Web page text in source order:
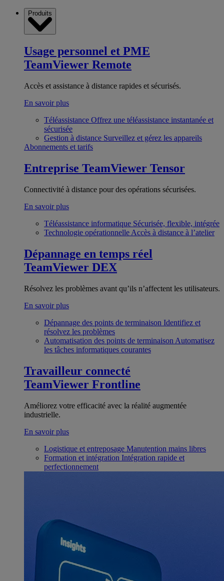
Produits
Usage personnel et PME
TeamViewer Remote
Accès et assistance à distance rapides et sécurisés.
En savoir plus
Téléassistance Offrez une téléassistance instantanée et
sécurisée
Gestion à distance Surveillez et gérez les appareils
Abonnements et tarifs
Entreprise TeamViewer Tensor
Connectivité à distance pour des opérations sécurisées.
En savoir plus
Téléassistance informatique Sécurisée, flexible, intégrée
Technologie opérationnelle Accès à distance à l’atelier
Dépannage en temps réel
TeamViewer DEX
Résolvez les problèmes avant qu’ils n’affectent les utilisateurs.
En savoir plus
Dépannage des points de terminaison Identifiez et
résolvez les problèmes
Automatisation des points de terminaison Automatisez
les tâches informatiques courantes
Travailleur connecté
TeamViewer Frontline
Améliorez votre efficacité avec la réalité augmentée
industrielle.
En savoir plus
Logistique et entreposage Manutention mains libres
Formation et intégration Intégration rapide et
perfectionnement